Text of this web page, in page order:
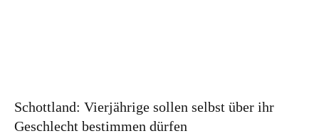
Schottland: Vierjährige sollen selbst über ihr
Geschlecht bestimmen dürfen